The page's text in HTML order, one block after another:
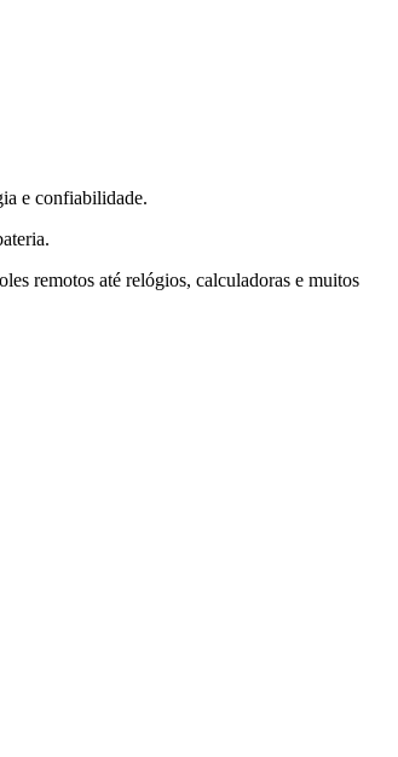
e confiabilidade.
remotos até relógios, calculadoras e muitos